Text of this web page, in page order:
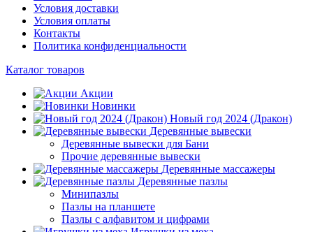
Условия доставки
Условия оплаты
Контакты
Политика конфиденциальности
Каталог товаров
Акции
Новинки
Новый год 2024 (Дракон)
Деревянные вывески
Деревянные вывески для Бани
Прочие деревянные вывески
Деревянные массажеры
Деревянные пазлы
Минипазлы
Пазлы на планшете
Пазлы с алфавитом и цифрами